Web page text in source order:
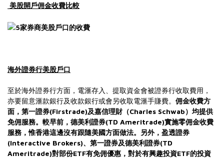
美股開戶佣金收費比較
海外證券行美股戶口
至於海外證券行方面，電滙存入、提取資金會被證券行收取費用，
亦要留意滙款銀行及收款銀行或會另收取電滙手賺費。 佣金收費方
面，第一證券(Firstrade)及嘉信理財（Charles Schwab）均提供
免佣服務。較早前，德美利證券(TD Ameritrade)實施零佣金收費
服務，惟香港這邊沒有跟隨美國方面做法。另外，盈透證券
(Interactive Brokers)、第一證券及德美利證券(TD
Ameritrade)對部份ETF有免佣優惠，對於有興趣投資ETF的投資